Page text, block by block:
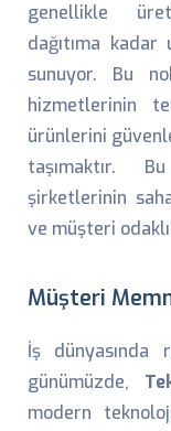
genellikle
dağıtıma
sunuyor. Bu
hizmetlerinin
ürünlerini
taşımaktır.
şirketlerinin
ve müşteri odaklı
Müşteri
İş dünyasında
günümüzde,
modern